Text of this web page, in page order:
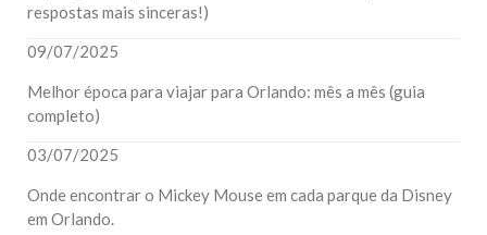
respostas mais sinceras!)
09/07/2025
Melhor época para viajar para Orlando: mês a mês (guia
completo)
03/07/2025
Onde encontrar o Mickey Mouse em cada parque da Disney
em Orlando.